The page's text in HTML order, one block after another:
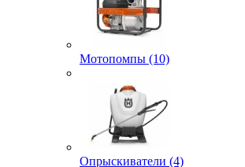
Мотопомпы (10)
Опрыскиватели (4)